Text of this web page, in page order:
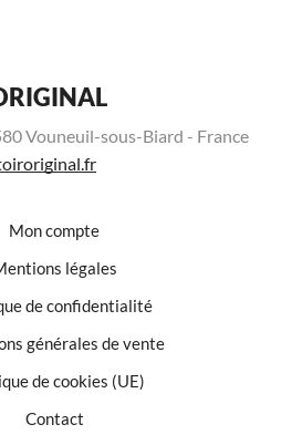
Vouneuil-sous-Biard - France
Mon compte
légales
de confidentialité
générales de vente
de cookies (UE)
Contact